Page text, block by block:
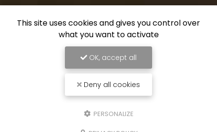
This site uses cookies and gives you control over
what you want to activate
OK, accept all
Deny all cookies
PERSONALIZE